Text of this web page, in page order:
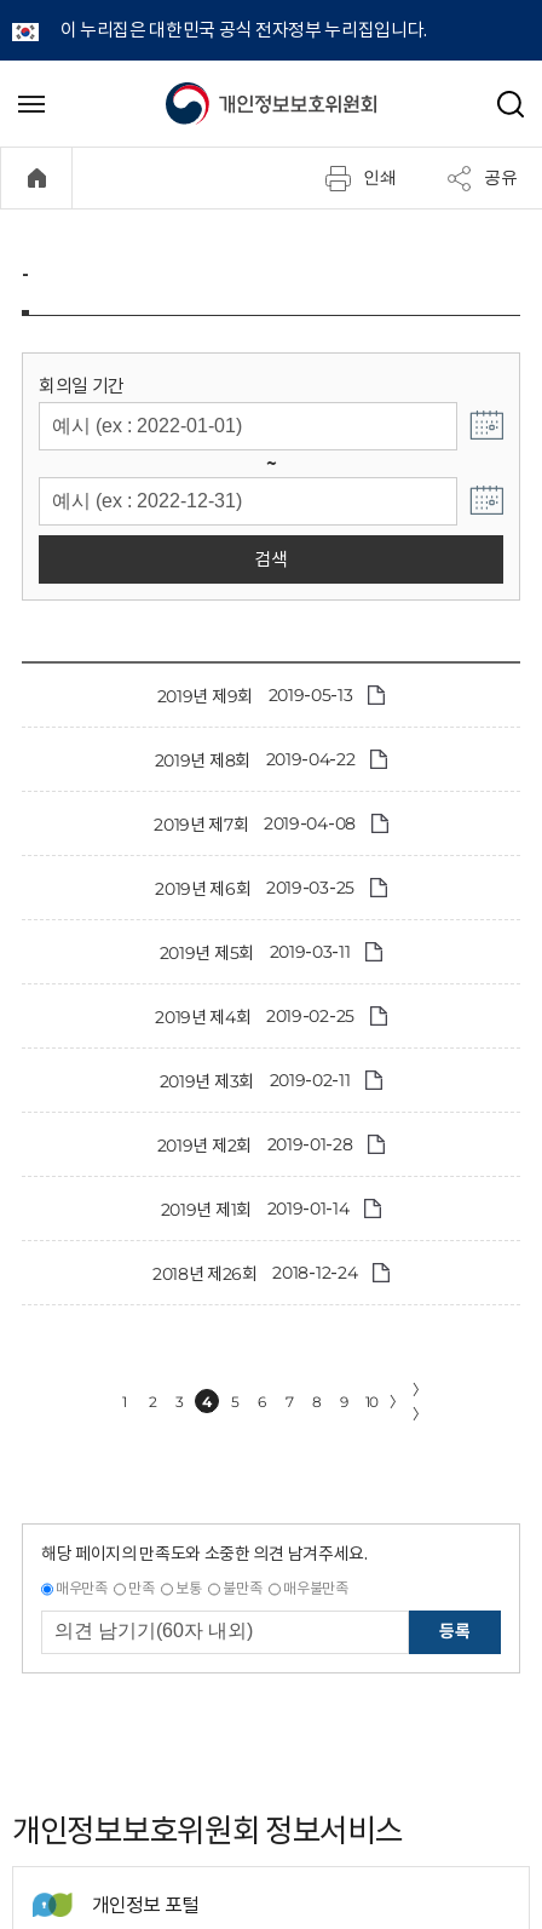
이 누리집은 대한민국 공식 전자정부 누리집입니다.
개
정
보
위
원
회
메
기
검
인쇄 공유
-
회의일 기간
~
검색
2019년 제9회 2019-05-13
2019년 제8회 2019-04-22
2019년 제7회 2019-04-08
2019년 제6회 2019-03-25
2019년 제5회 2019-03-11
2019년 제4회 2019-02-25
2019년 제3회 2019-02-11
2019년 제2회 2019-01-28
2019년 제1회 2019-01-14
2018년 제26회 2018-12-24
1 2 3 4 5 6 7 8 9 10 〉
〉
〉
해당 페이지의 만족도와 소중한 의견 남겨주세요.
매우만족 만족 보통 불만족 매우불만족
등록
개인정보보호위원회 정보서비스
개인정보 포털